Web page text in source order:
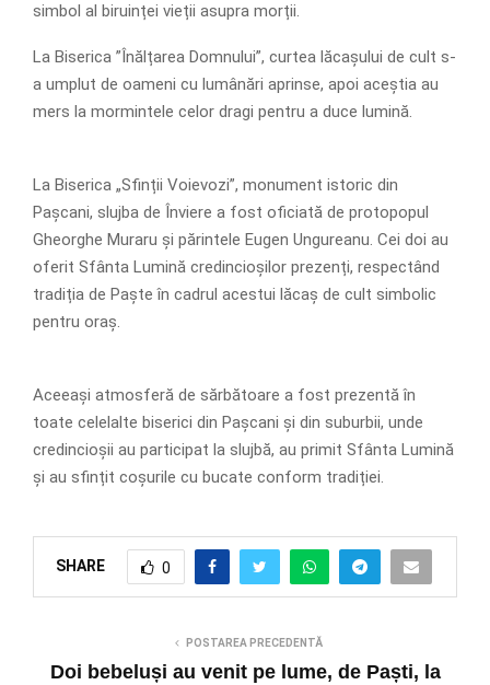
simbol al biruinței vieții asupra morții.
La Biserica ”Înălțarea Domnului”, curtea lăcașului de cult s-
a umplut de oameni cu lumânări aprinse, apoi aceștia au
mers la mormintele celor dragi pentru a duce lumină.
La Biserica „Sfinții Voievozi”, monument istoric din
Pașcani, slujba de Înviere a fost oficiată de protopopul
Gheorghe Muraru și părintele Eugen Ungureanu. Cei doi au
oferit Sfânta Lumină credincioșilor prezenți, respectând
tradiția de Paște în cadrul acestui lăcaș de cult simbolic
pentru oraș.
Aceeași atmosferă de sărbătoare a fost prezentă în
toate celelalte biserici din Pașcani și din suburbii, unde
credincioșii au participat la slujbă, au primit Sfânta Lumină
și au sfințit coșurile cu bucate conform tradiției.
SHARE 0
POSTAREA PRECEDENTĂ
Doi bebeluși au venit pe lume, de Paști, la